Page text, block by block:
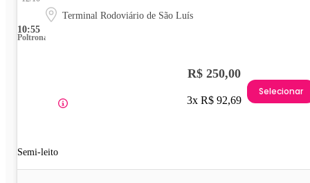
10:55
Terminal Rodoviário de São Luís
Poltrona
Semi-leito
R$ 250,00
3x R$ 92,69
Selecionar